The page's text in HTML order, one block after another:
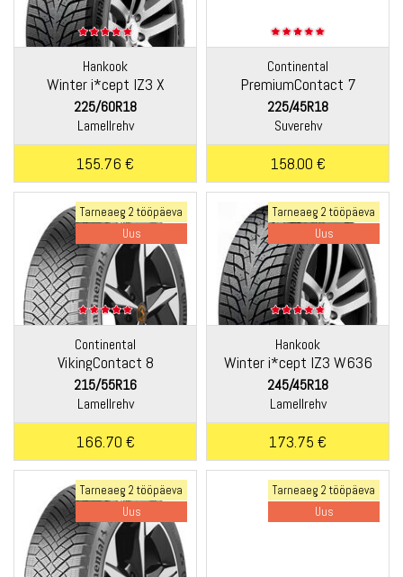
Hankook
Winter i*cept IZ3 X
W636A
225/60R18
Lamellrehv
155.76 €
Continental
PremiumContact 7
225/45R18
Suverehv
158.00 €
Tarneaeg 2 tööpäeva
Uus
Continental
VikingContact 8
215/55R16
Lamellrehv
166.70 €
Tarneaeg 2 tööpäeva
Uus
Hankook
Winter i*cept IZ3 W636
245/45R18
Lamellrehv
173.75 €
Tarneaeg 2 tööpäeva
Uus
Tarneaeg 2 tööpäeva
Uus